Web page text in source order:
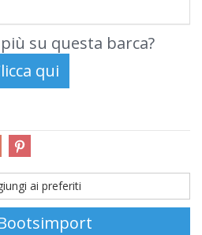
su questa barca?
ai preferiti